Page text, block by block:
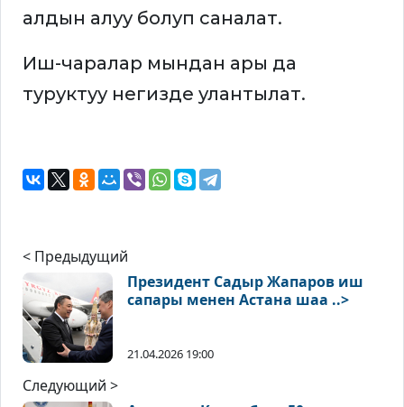
алдын алуу болуп саналат.
Иш-чаралар мындан ары да
туруктуу негизде улантылат.
< Предыдущий
Президент Садыр Жапаров иш
сапары менен Астана шаа ..>
21.04.2026 19:00
Следующий >